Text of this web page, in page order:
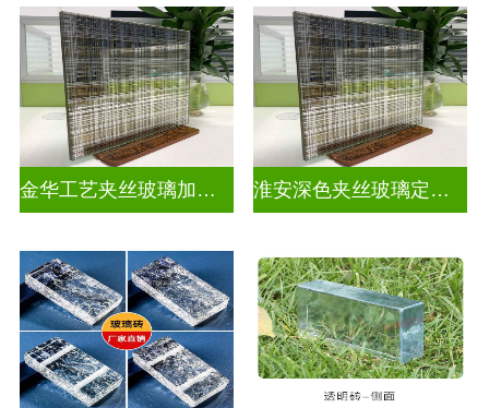
金华工艺夹丝玻璃加工厂家 淮安深色夹丝玻璃定做厂家